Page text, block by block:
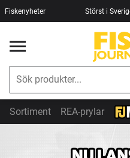
Fiskenyheter Störst i
Sortiment REA-prylar